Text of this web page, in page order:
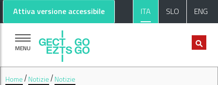
Vai al contenuto principale
Vai al footer
Attiva versione accessibile ITA SLO ENG
MENU
Home Notizie
Notizie